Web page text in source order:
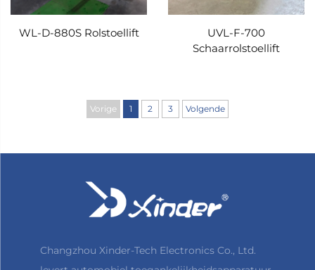
WL-D-880S Rolstoellift
UVL-F-700
Schaarrolstoellift
Vorige 1 2 3 Volgende
Changzhou Xinder-Tech Electronics Co., Ltd.